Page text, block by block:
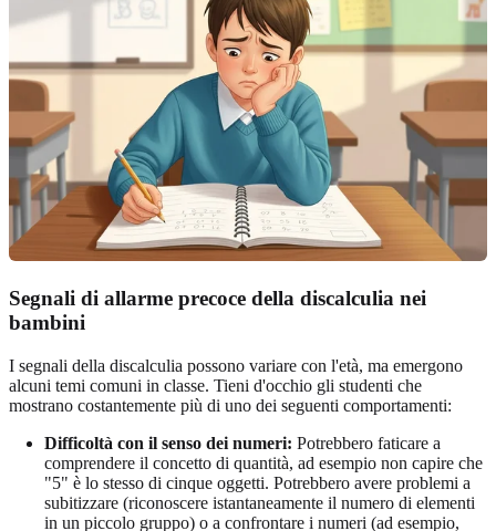
Segnali di allarme precoce della discalculia nei
bambini
I segnali della discalculia possono variare con l'età, ma emergono
alcuni temi comuni in classe. Tieni d'occhio gli studenti che
mostrano costantemente più di uno dei seguenti comportamenti:
Difficoltà con il senso dei numeri: Potrebbero faticare a
comprendere il concetto di quantità, ad esempio non capire che
"5" è lo stesso di cinque oggetti. Potrebbero avere problemi a
subitizzare (riconoscere istantaneamente il numero di elementi
in un piccolo gruppo) o a confrontare i numeri (ad esempio,